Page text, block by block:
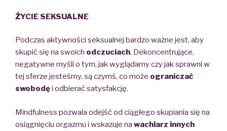
ŻYCIE SEKSUALNE
Podczas aktywności seksualnej bardzo ważne jest, aby
skupić się na swoich odczuciach. Dekoncentrujące,
negatywne myśli o tym, jak wyglądamy czy jak sprawni w
tej sferze jesteśmy, są czymś, co może ograniczać
swobodęi odbierać satysfakcję.
Mindfulness pozwala odejść od ciągłego skupiania się na
osiągnięciu orgazmu i wskazuje na wachlarz innych